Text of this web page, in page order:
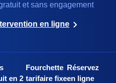
et sans engagement
en ligne
en 2
Fourchette
tarifaire fixe
Réservez
en ligne